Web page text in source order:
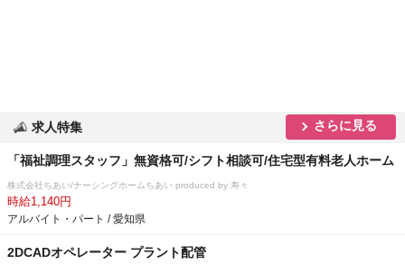
求人特集 さらに見る
「福祉調理スタッフ」無資格可/シフト相談可/住宅型有料老人ホーム
株式会社ちあい/ナーシングホームちあい produced by 寿々
時給1,140円
アルバイト・パート / 愛知県
2DCADオペレーター プラント配管